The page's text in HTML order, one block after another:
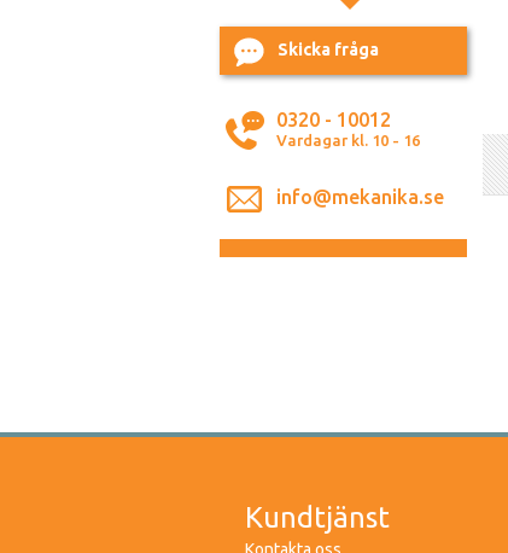
Skicka fråga
0320 - 10012
Vardagar kl. 10 - 16
info@mekanika.se
Kundtjänst